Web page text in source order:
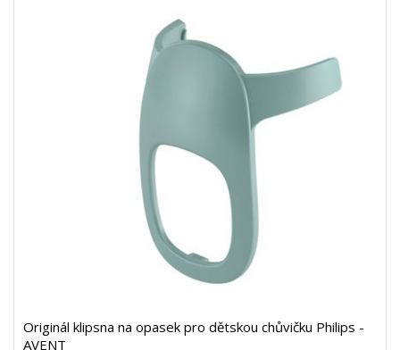
Originál klipsna na opasek pro dětskou chůvičku Philips -
AVENT